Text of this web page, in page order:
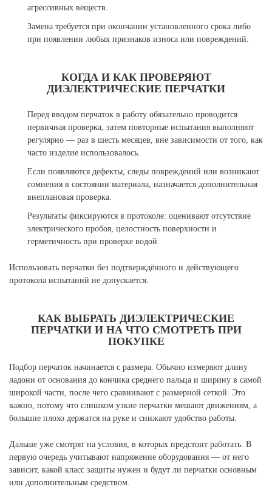
агрессивных веществ.
Замена требуется при окончании установленного срока либо
при появлении любых признаков износа или повреждений.
КОГДА И КАК ПРОВЕРЯЮТ
ДИЭЛЕКТРИЧЕСКИЕ ПЕРЧАТКИ
Перед вводом перчаток в работу обязательно проводится
первичная проверка, затем повторные испытания выполняют
регулярно — раз в шесть месяцев, вне зависимости от того, как
часто изделие использовалось.
Если появляются дефекты, следы повреждений или возникают
сомнения в состоянии материала, назначается дополнительная
внеплановая проверка.
Результаты фиксируются в протоколе: оценивают отсутствие
электрического пробоя, целостность поверхности и
герметичность при проверке водой.
Использовать перчатки без подтверждённого и действующего
протокола испытаний не допускается.
КАК ВЫБРАТЬ ДИЭЛЕКТРИЧЕСКИЕ
ПЕРЧАТКИ И НА ЧТО СМОТРЕТЬ ПРИ
ПОКУПКЕ
Подбор перчаток начинается с размера. Обычно измеряют длину
ладони от основания до кончика среднего пальца и ширину в самой
широкой части, после чего сравнивают с размерной сеткой. Это
важно, потому что слишком узкие перчатки мешают движениям, а
большие плохо держатся на руке и снижают удобство работы.
Дальше уже смотрят на условия, в которых предстоит работать. В
первую очередь учитывают напряжение оборудования — от него
зависит, какой класс защиты нужен и будут ли перчатки основным
или дополнительным средством.